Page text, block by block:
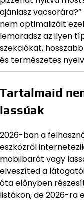
ajánlasz
nem optimalizált
lemaradsz az ilyen
szekciókat,
és természetes
Tartalmaid
lassúak
2026-ban a
eszközről
mobilbarát vagy
elveszíted a
óta előnyben
listákon, de 2026-ra